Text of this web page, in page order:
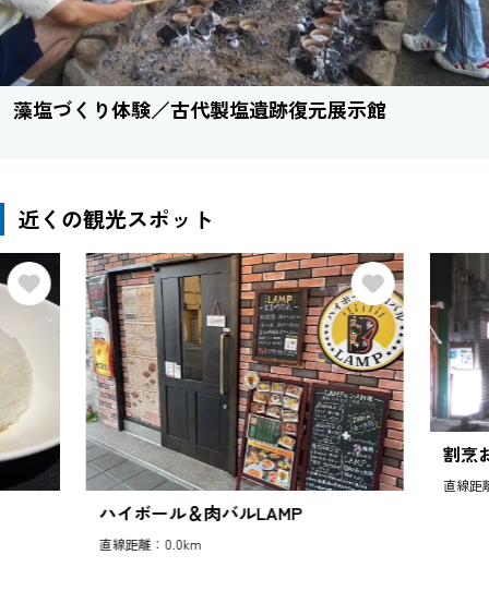
藻塩づくり体験／古代製塩遺跡復元展示館
近くの観光スポット
ハイボール＆肉バルLAMP
直線距離：0.0km
割烹
直線距